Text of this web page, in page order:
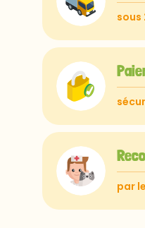
sous
par